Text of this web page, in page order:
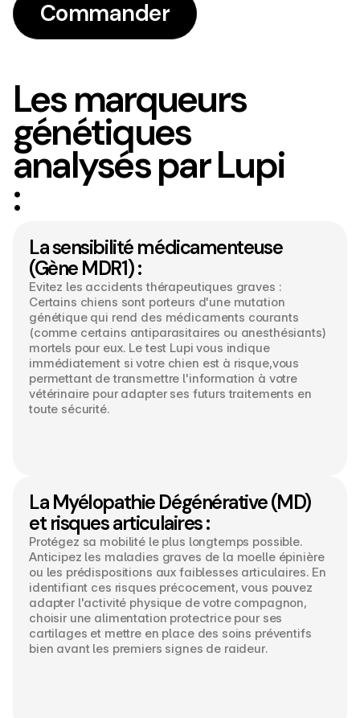
Commander
Commander
Les marqueurs
génétiques
analysés par Lupi
:
La sensibilité médicamenteuse
(Gène MDR1) :
Evitez les accidents thérapeutiques graves :
Certains chiens sont porteurs d'une mutation
génétique qui rend des médicaments courants
(comme certains antiparasitaires ou anesthésiants)
mortels pour eux. Le test Lupi vous indique
immédiatement si votre chien est à risque,vous
permettant de transmettre l'information à votre
vétérinaire pour adapter ses futurs traitements en
toute sécurité.
La Myélopathie Dégénérative (MD)
et risques articulaires :
Protégez sa mobilité le plus longtemps possible.
Anticipez les maladies graves de la moelle épinière
ou les prédispositions aux faiblesses articulaires. En
identifiant ces risques précocement, vous pouvez
adapter l'activité physique de votre compagnon,
choisir une alimentation protectrice pour ses
cartilages et mettre en place des soins préventifs
bien avant les premiers signes de raideur.